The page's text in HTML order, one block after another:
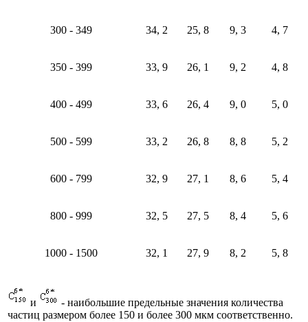
300 - 349 34, 2 25, 8 9, 3 4, 7
350 - 399 33, 9 26, 1 9, 2 4, 8
400 - 499 33, 6 26, 4 9, 0 5, 0
500 - 599 33, 2 26, 8 8, 8 5, 2
600 - 799 32, 9 27, 1 8, 6 5, 4
800 - 999 32, 5 27, 5 8, 4 5, 6
1000 - 1500 32, 1 27, 9 8, 2 5, 8
и
- наибольшие предельные значения количества
частиц размером более 150 и более 300 мкм соответственно.